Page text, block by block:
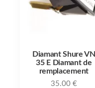
Diamant Shure VN
35 E Diamant de
remplacement
35.00 €